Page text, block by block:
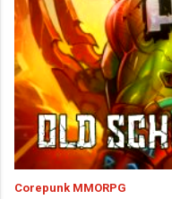
Corepunk MMORPG